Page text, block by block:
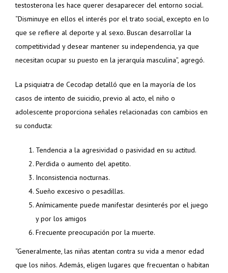
testosterona les hace querer desaparecer del entorno social.
“Disminuye en ellos el interés por el trato social, excepto en lo
que se refiere al deporte y al sexo. Buscan desarrollar la
competitividad y desear mantener su independencia, ya que
necesitan ocupar su puesto en la jerarquía masculina”, agregó.
La psiquiatra de Cecodap detalló que en la mayoría de los
casos de intento de suicidio, previo al acto, el niño o
adolescente proporciona señales relacionadas con cambios en
su conducta:
Tendencia a la agresividad o pasividad en su actitud.
Perdida o aumento del apetito.
Inconsistencia nocturnas.
Sueño excesivo o pesadillas.
Anímicamente puede manifestar desinterés por el juego
y por los amigos
Frecuente preocupación por la muerte.
“Generalmente, las niñas atentan contra su vida a menor edad
que los niños. Además, eligen lugares que frecuentan o habitan